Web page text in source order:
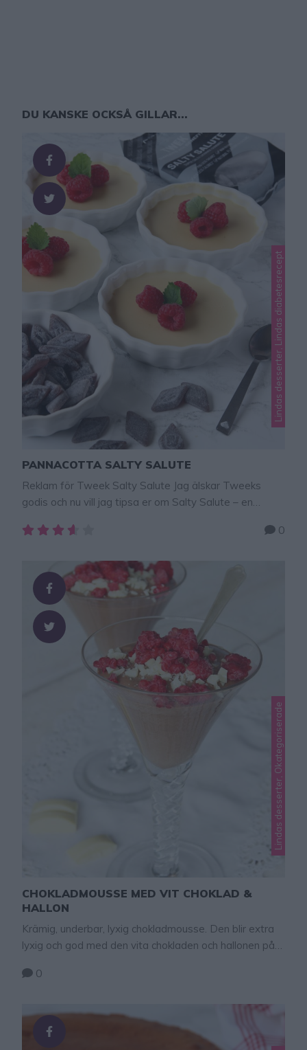
DU KANSKE OCKSÅ GILLAR...
Lindas desserter, Lindas diabetesrecept
PANNACOTTA SALTY SALUTE
Reklam för Tweek Salty Salute Jag älskar Tweeks
godis och nu vill jag tipsa er om Salty Salute – en
Alla Tweeks godissorter innehåller 95 % mindre socker
tagit fram ett recept på en himmelskt god Pannacotta
0
Lindas desserter, Okategoriserade
CHOKLADMOUSSE MED VIT CHOKLAD &
HALLON
Krämig, underbar, lyxig chokladmousse. Den blir extra
lyxig och god med den vita chokladen och hallonen på
0